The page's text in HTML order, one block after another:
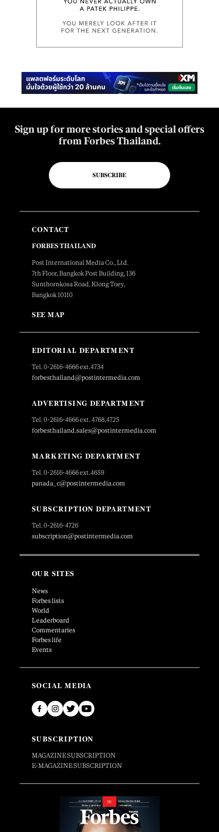
Sign up for more stories and special offers
from Forbes Thailand.
SUBSCRIBE
CONTACT
FORBES THAILAND
Post International Media Co., Ltd.
7th Floor, Bangkok Post Building, 136
Sunthornkosa Road, Klong Toey,
Bangkok 10110
SEE MAP
EDITORIAL DEPARTMENT
Tel. 0-2616-4666 ext.4734
forbesthailand@postintermedia.com
ADVERTISING DEPARTMENT
Tel. 0-2616-4666 ext. 4768,4725
forbesthailand.sales@postintermedia.com
MARKETING DEPARTMENT
Tel. 0-2616-4666 ext.4659
panada_c@postintermedia.com
SUBSCRIPTION DEPARTMENT
Tel. 0-2616-4726
subscription@postintermedia.com
OUR SITES
News
Forbes lists
World
Leaderboard
Commentaries
Forbes life
Events
SOCIAL MEDIA
SUBSCRIPTION
MAGAZINE SUBSCRIPTION
E-MAGAZINE SUBSCRIPTION